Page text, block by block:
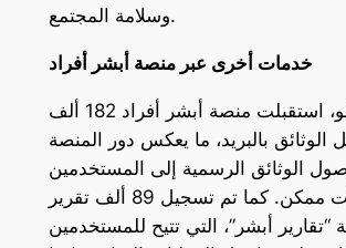
وسلامة المجتمع.
خدمات أخرى عبر منصة أبشر أفراد
في شهر يوليو، استقبلت منصة أبشر أفراد 182 ألف
بالبريد، ما يعكس دور المنصة
الوثائق الرسمية إلى المستخدمين
بأسرع وقت ممكن. كما تم تسجيل 89 ألف تقرير
أبشر”، التي تتيح للمستخدمين